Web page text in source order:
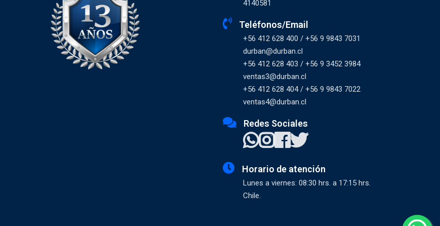
4140581
Teléfonos/Email
+56 412 628 400 / +56 9 9843 7031
durban@durban.cl
+56 412 628 403 / +56 9 3452 3984
ventas3@durban.cl
+56 412 628 404 / +56 9 9843 7022
ventas4@durban.cl
Redes Sociales
Horario de atención
Lunes a viernes: 08:30 hrs. a 17:15 hrs.
Chile.